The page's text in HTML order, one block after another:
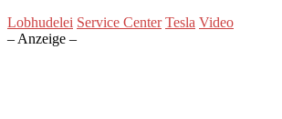
Lobhudelei Service Center Tesla Video
– Anzeige –